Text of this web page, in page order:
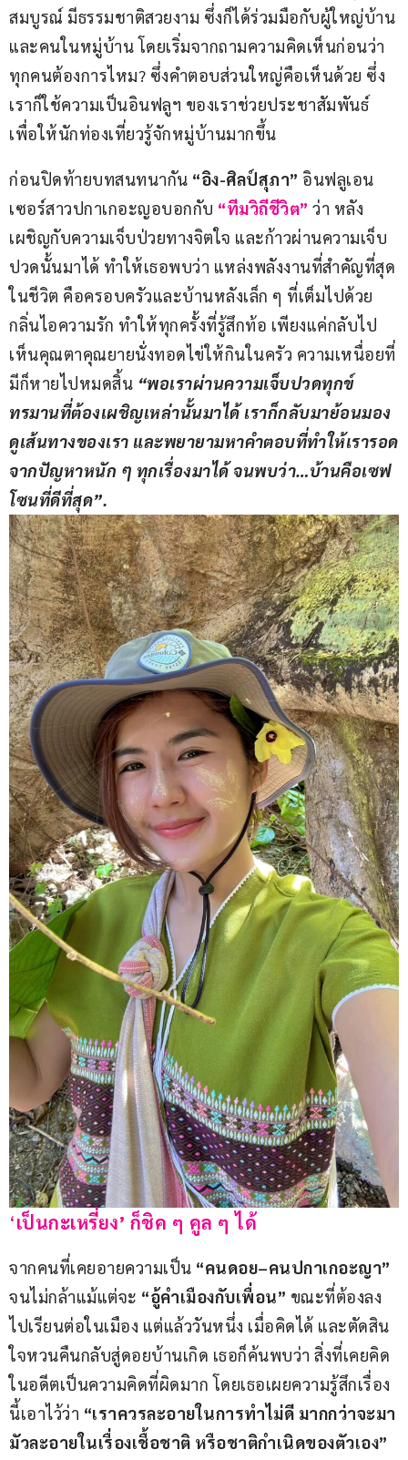
สมบูรณ์ มีธรรมชาติสวยงาม ซึ่งก็ได้ร่วมมือกับผู้ใหญ่บ้าน
และคนในหมู่บ้าน โดยเริ่มจากถามความคิดเห็นก่อนว่า
ทุกคนต้องการไหม? ซึ่งคำตอบส่วนใหญ่คือเห็นด้วย ซึ่ง
เราก็ใช้ความเป็นอินฟลูฯ ของเราช่วยประชาสัมพันธ์
เพื่อให้นักท่องเที่ยวรู้จักหมู่บ้านมากขึ้น
ก่อนปิดท้ายบทสนทนากัน “อิง-ศิลป์สุภา” อินฟลูเอน
เซอร์สาวปกาเกอะญอบอกกับ “ทีมวิถีชีวิต” ว่า หลัง
เผชิญกับความเจ็บป่วยทางจิตใจ และก้าวผ่านความเจ็บ
ปวดนั้นมาได้ ทำให้เธอพบว่า แหล่งพลังงานที่สำคัญที่สุด
ในชีวิต คือครอบครัวและบ้านหลังเล็ก ๆ ที่เต็มไปด้วย
กลิ่นไอความรัก ทำให้ทุกครั้งที่รู้สึกท้อ เพียงแค่กลับไป
เห็นคุณตาคุณยายนั่งทอดไข่ให้กินในครัว ความเหนื่อยที่
มีก็หายไปหมดสิ้น “พอเราผ่านความเจ็บปวดทุกข์
ทรมานที่ต้องเผชิญเหล่านั้นมาได้ เราก็กลับมาย้อนมอง
ดูเส้นทางของเรา และพยายามหาคำตอบที่ทำให้เรารอด
จากปัญหาหนัก ๆ ทุกเรื่องมาได้ จนพบว่า…บ้านคือเซฟ
โซนที่ดีที่สุด”.
‘เป็นกะเหรี่ยง’ ก็ชิค ๆ คูล ๆ ได้
จากคนที่เคยอายความเป็น “คนดอย–คนปกาเกอะญา”
จนไม่กล้าแม้แต่จะ “อู้คำเมืองกับเพื่อน” ขณะที่ต้องลง
ไปเรียนต่อในเมือง แต่แล้ววันหนึ่ง เมื่อคิดได้ และตัดสิน
ใจหวนคืนกลับสู่ดอยบ้านเกิด เธอก็ค้นพบว่า สิ่งที่เคยคิด
ในอดีตเป็นความคิดที่ผิดมาก โดยเธอเผยความรู้สึกเรื่อง
นี้เอาไว้ว่า “เราควรละอายในการทำไม่ดี มากกว่าจะมา
มัวละอายในเรื่องเชื้อชาติ หรือชาติกำเนิดของตัวเอง”